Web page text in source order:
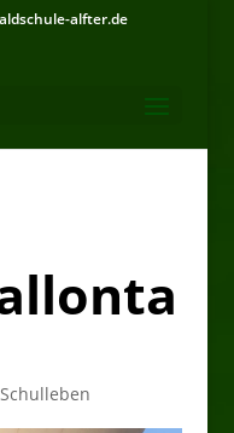
alfter.de
Schulleben